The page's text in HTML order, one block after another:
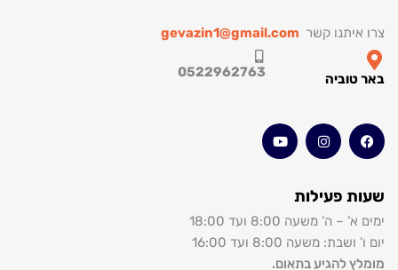
צרו איתנו קשר
באר טוביה 0522962763
שעות פעילות
ימים א’ – ה’ משעה 8:00 ועד 18:00
יום ו’ ושבת: משעה 8:00 ועד 16:00
מומלץ להגיע בתאום.